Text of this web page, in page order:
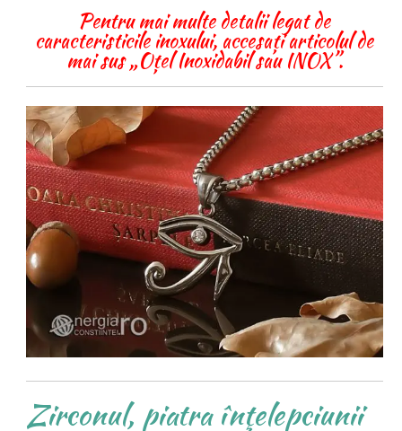
Pentru mai multe detalii legat de
caracteristicile inoxului, accesați articolul de
mai sus „Oțel Inoxidabil sau INOX”.
Zirconul, piatra înţelepciunii